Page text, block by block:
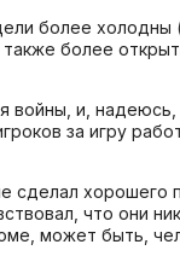
более
более
и,
за игру
сделал
что они
может быть,